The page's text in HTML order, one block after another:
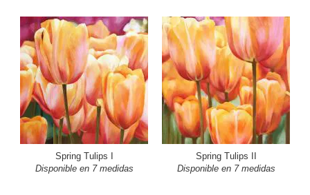
Spring Tulips I
Disponible en 7 medidas
Spring Tulips II
Disponible en 7 medidas